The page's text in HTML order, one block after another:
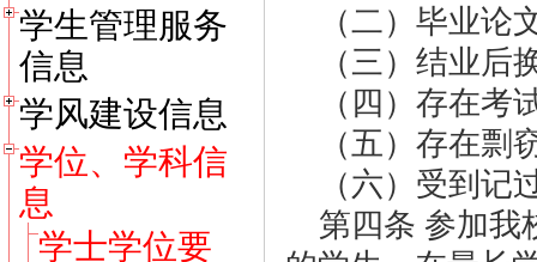
学生管理服务
信息
学风建设信息
学位、学科信
息
学士学位要
（二）毕业论
（三）结业后
（四）存在考
（五）存在
（六）受到
第四条 参加我